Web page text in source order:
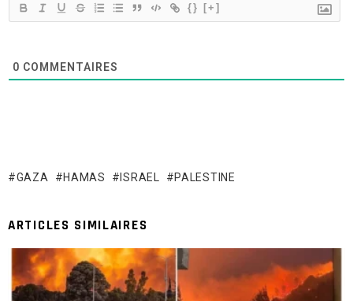
{} [+]
0 COMMENTAIRES
GAZA HAMAS ISRAEL PALESTINE
ARTICLES SIMILAIRES